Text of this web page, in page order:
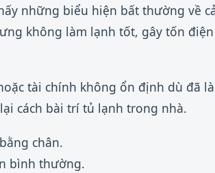
những biểu hiện bất thường về
không làm lạnh tốt, gây tốn điện
tài chính không ổn định dù đã
cách bài trí tủ lạnh trong nhà.
chân.
bình thường.